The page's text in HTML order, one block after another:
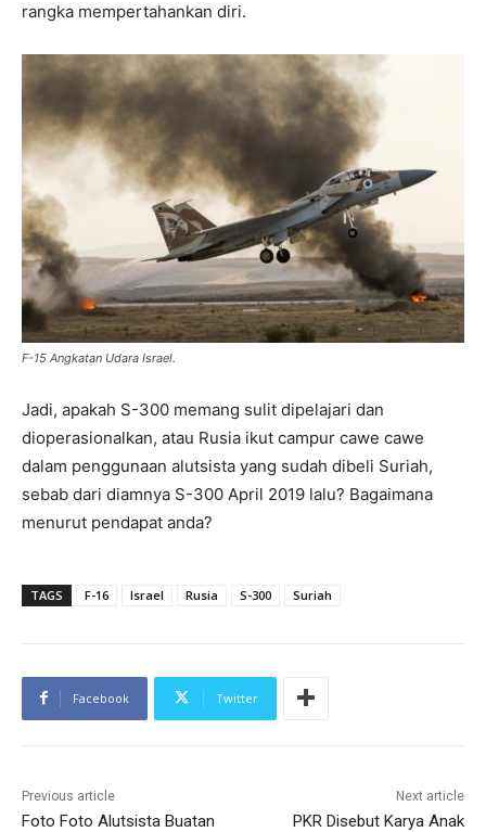
rangka mempertahankan diri.
F-15 Angkatan Udara Israel.
Jadi, apakah S-300 memang sulit dipelajari dan
dioperasionalkan, atau Rusia ikut campur cawe cawe
dalam penggunaan alutsista yang sudah dibeli Suriah,
sebab dari diamnya S-300 April 2019 lalu? Bagaimana
menurut pendapat anda?
TAGS F-16 Israel Rusia S-300 Suriah
Facebook Twitter
Previous article
Foto Foto Alutsista Buatan
Next article
PKR Disebut Karya Anak